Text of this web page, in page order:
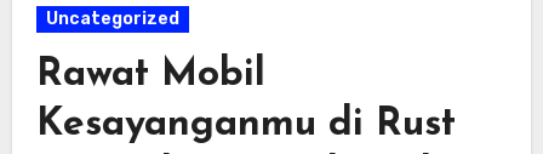
Uncategorized
Rawat Mobil
Kesayanganmu di Rust